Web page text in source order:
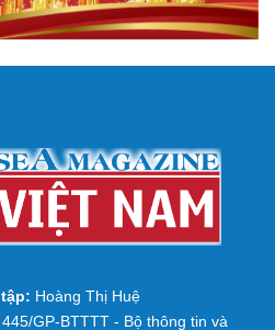
Hoàng Thị Huệ
GP-BTTTT - Bộ thông tin và